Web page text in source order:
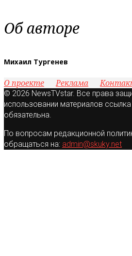
Об авторе
Михаил Тургенев
О проекте Реклама
© 2026 NewsTVstar. Все права
использовании материалов
обязательна.
По вопросам редакционной
обращаться на: admin@skuky.net